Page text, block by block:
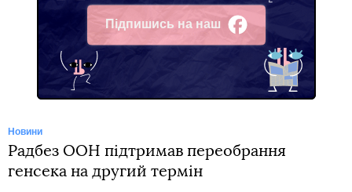
Підпишись на наш
Facebook
Новини
Радбез ООН підтримав переобрання
генсека на другий термін